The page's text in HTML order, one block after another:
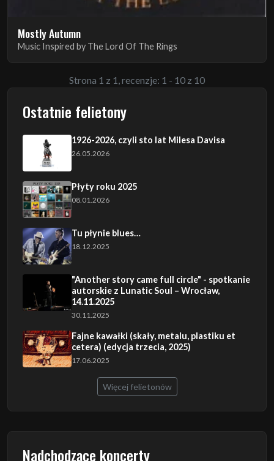
Mostly Autumn
Music Inspired by The Lord Of The Rings
Strona 1 z 1, recenzje: 1 - 10 z 10
Ostatnie felietony
1926-2026, czyli sto lat Milesa Davisa
26.05.2026
Płyty roku 2025
08.01.2026
Tu płynie blues…
18.12.2025
"Another story came full circle" - spotkanie
autorskie z Lunatic Soul – Wrocław,
14.11.2025
30.11.2025
Fajne kawałki (skały, metalu, plastiku et
cetera) (edycja trzecia, 2025)
17.06.2025
Więcej felietonów
Nadchodzące koncerty